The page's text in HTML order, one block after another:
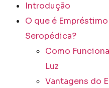
Introdução
O que é
Seropédica?
Como
Luz
Vantagens do